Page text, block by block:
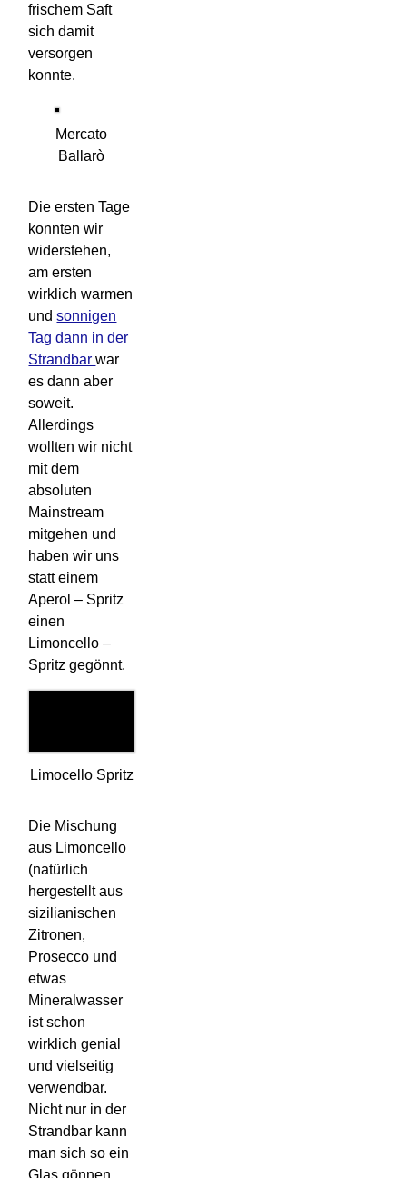
frischem Saft
sich damit
versorgen
konnte.
Mercato
Ballarò
Die ersten Tage
konnten wir
widerstehen,
am ersten
wirklich warmen
undsonnigen
Tag dann in der
Strandbarwar
es dann aber
soweit.
Allerdings
wollten wir nicht
mit dem
absoluten
Mainstream
mitgehen und
haben wir uns
statt einem
Aperol – Spritz
einen
Limoncello –
Spritz gegönnt.
Limocello Spritz
Die Mischung
aus Limoncello
(natürlich
hergestellt aus
sizilianischen
Zitronen,
Prosecco und
etwas
Mineralwasser
ist schon
wirklich genial
und vielseitig
verwendbar.
Nicht nur in der
Strandbar kann
man sich so ein
Glas gönnen,